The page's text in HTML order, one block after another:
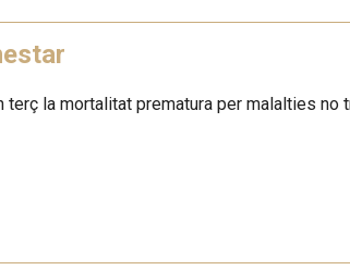
terç la mortalitat prematura per malalties